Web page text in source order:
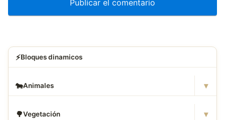
⚡Bloques dinamicos
🐄Animales ▾
🌳Vegetación ▾